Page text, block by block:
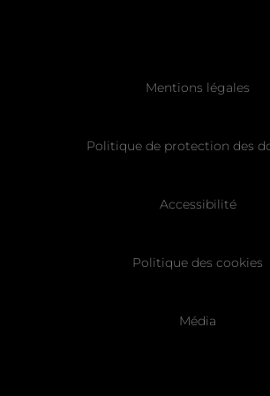
Mentions légales
Politique de protection des
Accessibilité
Politique des cookies
Média